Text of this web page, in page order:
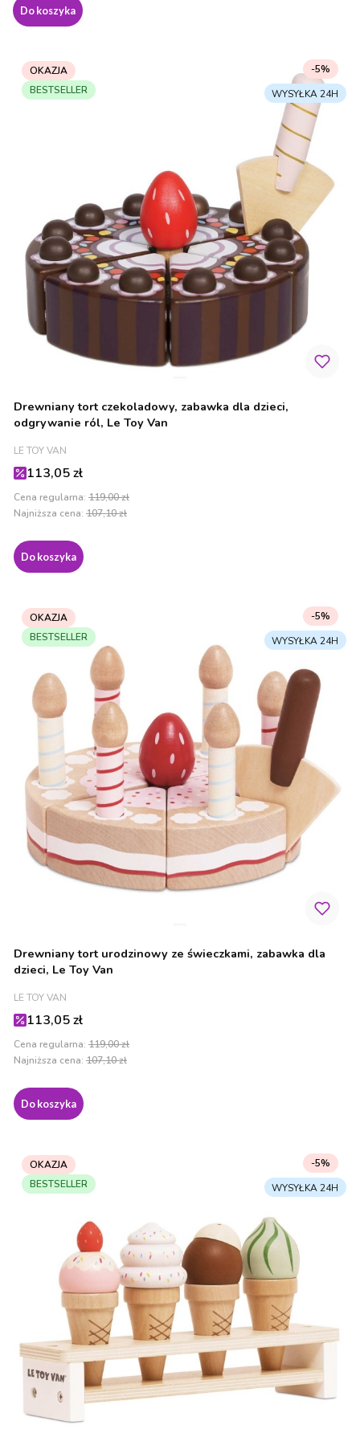
Do koszyka
OKAZJA
BESTSELLER
Drewniany tort czekoladowy, zabawka dla dzieci,
odgrywanie ról, Le Toy Van
PRODUCENT
LE TOY VAN
Cena promocyjna
113,05 zł
Cena regularna: 119,00 zł
-5%
Najniższa cena: 107,10 zł
Do koszyka
OKAZJA
BESTSELLER
Drewniany tort urodzinowy ze świeczkami, zabawka dla
dzieci, Le Toy Van
PRODUCENT
LE TOY VAN
Cena promocyjna
113,05 zł
Cena regularna: 119,00 zł
-5%
Najniższa cena: 107,10 zł
Do koszyka
OKAZJA
BESTSELLER
-5%